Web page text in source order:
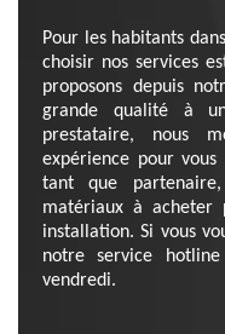
Pour les habitants
choisir nos services
proposons depuis
grande qualité à
prestataire, nous
expérience pour
tant que
matériaux à
installation. Si vous
notre service
vendredi.